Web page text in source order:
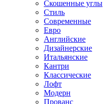
Скошенные углы
Стиль
Современные
Евро
Английские
Дизайнерские
Итальянские
Кантри
Классические
Лофт
Модерн
Прованс